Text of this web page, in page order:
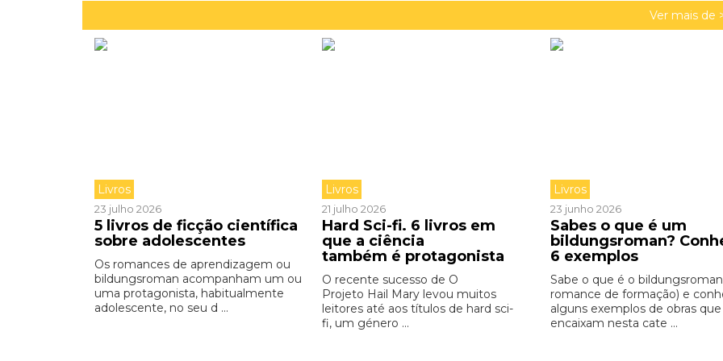
Ver mais de
Livros
23 julho 2026
5 livros de ficção científica
sobre adolescentes
Os romances de aprendizagem ou
bildungsroman acompanham um ou
uma protagonista, habitualmente
adolescente, no seu d ...
Livros
21 julho 2026
Hard Sci-fi. 6 livros em
que a ciência
também é protagonista
O recente sucesso de O
Projeto Hail Mary levou muitos
leitores até aos títulos de hard sci-
fi, um género ...
Livros
23 junho 2026
Sabes o que é um
bildungsroman?
6 exemplos
Sabe o que é o
romance de formação) e
alguns exemplos de obras que
encaixam nesta cate ...